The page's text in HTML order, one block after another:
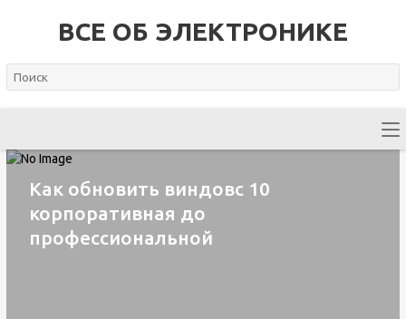
ВСЕ ОБ ЭЛЕКТРОНИКЕ
Как обновить виндовс 10
корпоративная до
профессиональной